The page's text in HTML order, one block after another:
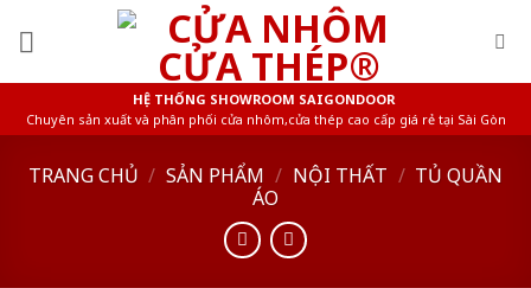
HỆ THỐNG SHOWROOM SAIGONDOOR
Chuyên sản xuất và phân phối cửa nhôm,cửa thép cao cấp giá rẻ tại Sài Gòn
TRANG CHỦ / SẢN PHẨM / NỘI THẤT / TỦ QUẦN
ÁO